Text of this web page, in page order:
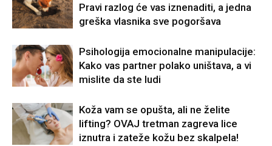
Pravi razlog će vas iznenaditi, a jedna
greška vlasnika sve pogoršava
Psihologija emocionalne manipulacije:
Kako vas partner polako uništava, a vi
mislite da ste ludi
Koža vam se opušta, ali ne želite
lifting? OVAJ tretman zagreva lice
iznutra i zateže kožu bez skalpela!